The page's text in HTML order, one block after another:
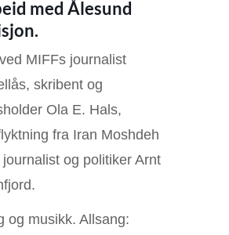
med Ålesund
MIFFs journalist
skribent og
Ola E. Hals,
fra Iran Moshdeh
og politiker Arnt
og musikk. Allsang: